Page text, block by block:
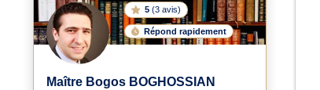
5 (3 avis)
Répond rapidement
Maître Bogos BOGHOSSIAN